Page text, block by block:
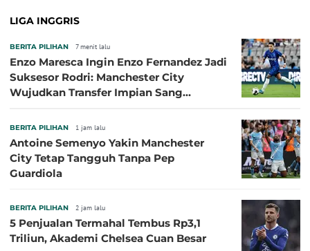
LIGA INGGRIS
BERITA PILIHAN 7 menit lalu
Enzo Maresca Ingin Enzo Fernandez Jadi
Suksesor Rodri: Manchester City
Wujudkan Transfer Impian Sang
BERITA PILIHAN 1 jam lalu
Antoine Semenyo Yakin Manchester
City Tetap Tangguh Tanpa Pep
Guardiola
BERITA PILIHAN 2 jam lalu
5 Penjualan Termahal Tembus Rp3,1
Triliun, Akademi Chelsea Cuan Besar